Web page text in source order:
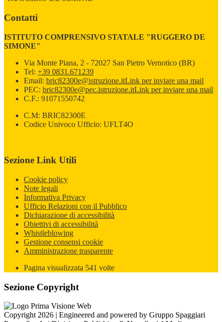
Contatti
ISTITUTO COMPRENSIVO STATALE "RUGGERO DE
SIMONE"
Via Monte Piana, 2 - 72027 San Pietro Vernotico (BR)
Tel: +39 0831.671239
Email: bric82300e@istruzione.itLink per inviare una mail
PEC: bric82300e@pec.istruzione.itLink per inviare una mail
C.F.: 91071550742
C.M: BRIC82300E
Codice Univoco Ufficio: UFLT4O
Sezione Link Utili
Cookie policy
Note legali
Informativa Privacy
Ufficio Relazioni con il Pubblico
Dichiarazione di accessibilità
Obiettivi di accessibilità
Whistleblowing
Gestione consensi cookie
Amministrazione trasparente
Pagina visualizzata 541 volte
Sezione Copyright
Copyright 2026 | Engineered and powered by Gruppo Spaggiari